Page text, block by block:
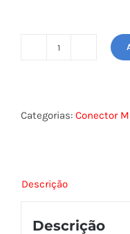
45
SOLID/FLEX
quantidade
Categorias: Conector
Descrição
Descrição